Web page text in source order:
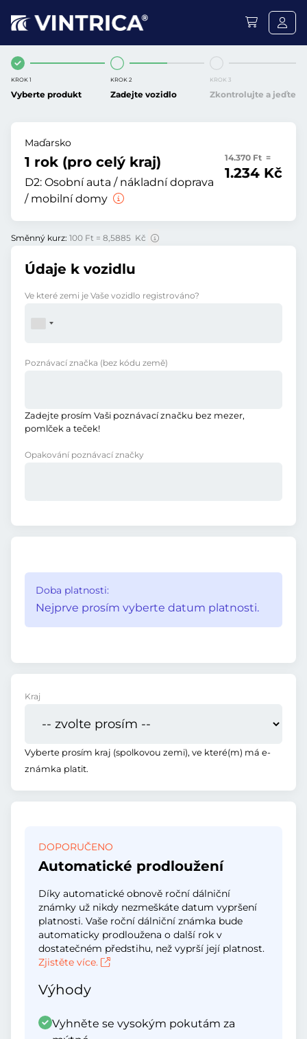
KROK 1
Vyberte produkt
KROK 2
Zadejte vozidlo
KROK 3
Zkontrolujte a jeďte
Maďarsko
1 rok (pro celý kraj)
D2: Osobní auta / nákladní doprava
/ mobilní domy
14.370 Ft =
1.234 Kč
Směnný kurz: 100 Ft = 8,5885 Kč
Údaje k vozidlu
Ve které zemi je Vaše vozidlo registrováno?
Poznávací značka (bez kódu země)
Zadejte prosím Vaši poznávací značku bez mezer,
pomlček a teček!
Opakování poznávací značky
Doba platnosti:
Nejprve prosím vyberte datum platnosti.
Kraj
Vyberte prosím kraj (spolkovou zemi), ve které(m) má e-
známka platit.
DOPORUČENO
Automatické prodloužení
Díky automatické obnově roční dálniční
známky už nikdy nezmeškáte datum vypršení
platnosti. Vaše roční dálniční známka bude
automaticky prodloužena o další rok v
dostatečném předstihu, než vyprší její platnost.
Zjistěte více.
Výhody
Vyhněte se vysokým pokutám za